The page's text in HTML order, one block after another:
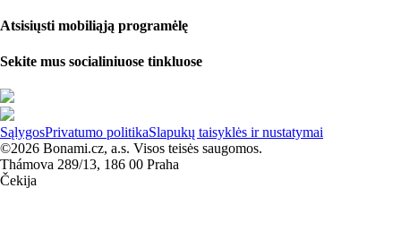
Atsisiųsti mobiliąją programėlę
Sekite mus socialiniuose tinkluose
SąlygosPrivatumo politikaSlapukų taisyklės ir nustatymai
©2026 Bonami.cz, a.s. Visos teisės saugomos.
Thámova 289/13, 186 00 Praha
Čekija